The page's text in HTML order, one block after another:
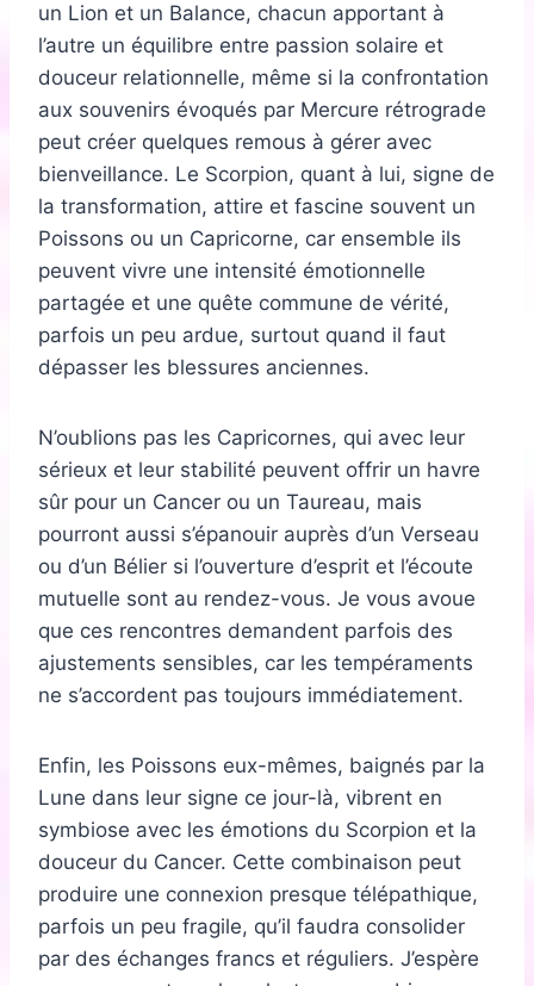
un Lion et un Balance, chacun apportant à
l’autre un équilibre entre passion solaire et
douceur relationnelle, même si la confrontation
aux souvenirs évoqués par Mercure rétrograde
peut créer quelques remous à gérer avec
bienveillance. Le Scorpion, quant à lui, signe de
la transformation, attire et fascine souvent un
Poissons ou un Capricorne, car ensemble ils
peuvent vivre une intensité émotionnelle
partagée et une quête commune de vérité,
parfois un peu ardue, surtout quand il faut
dépasser les blessures anciennes.
N’oublions pas les Capricornes, qui avec leur
sérieux et leur stabilité peuvent offrir un havre
sûr pour un Cancer ou un Taureau, mais
pourront aussi s’épanouir auprès d’un Verseau
ou d’un Bélier si l’ouverture d’esprit et l’écoute
mutuelle sont au rendez-vous. Je vous avoue
que ces rencontres demandent parfois des
ajustements sensibles, car les tempéraments
ne s’accordent pas toujours immédiatement.
Enfin, les Poissons eux-mêmes, baignés par la
Lune dans leur signe ce jour-là, vibrent en
symbiose avec les émotions du Scorpion et la
douceur du Cancer. Cette combinaison peut
produire une connexion presque télépathique,
parfois un peu fragile, qu’il faudra consolider
par des échanges francs et réguliers. J’espère